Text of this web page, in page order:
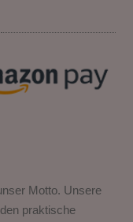
Motto. Unsere
praktische